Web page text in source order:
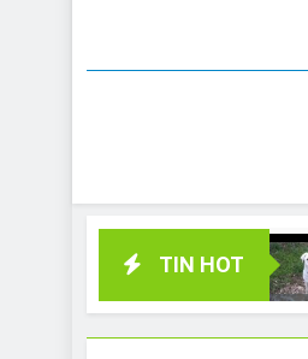
TIN HOT